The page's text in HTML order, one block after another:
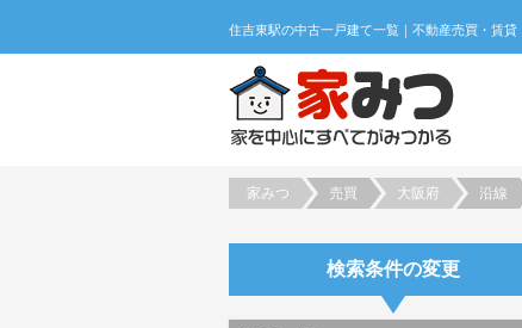
家みつ 売買 大阪府 沿線
検索条件の変更